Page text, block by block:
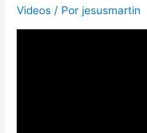
Videos / Porjesusmartin